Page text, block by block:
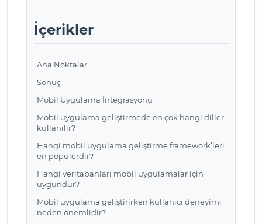
İçerikler
Ana Noktalar
Sonuç
Mobil Uygulama İntegrasyonu
Mobil uygulama geliştirmede en çok hangi diller
kullanılır?
Hangi mobil uygulama geliştirme framework’leri
en popülerdir?
Hangi veritabanları mobil uygulamalar için
uygundur?
Mobil uygulama geliştirirken kullanıcı deneyimi
neden önemlidir?